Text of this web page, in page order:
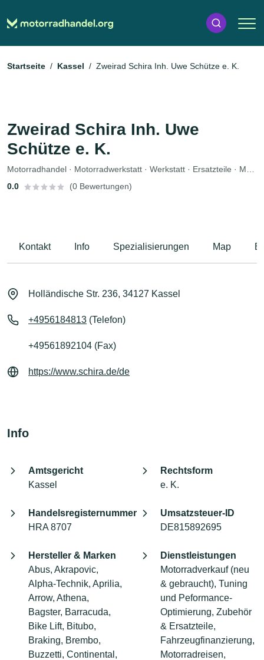
Startseite Kassel Zweirad Schira Inh. Uwe Schütze e. K.
Zweirad Schira Inh. Uwe
Schütze e. K.
0.0
(0 Bewertungen)
Kontakt Info Spezialisierungen Map
Holländische Str. 236, 34127 Kassel
+4956184813 (Telefon)
+49561892104 (Fax)
https://www.schira.de/de
Info
Amtsgericht
Kassel
Rechtsform
e. K.
Handelsregisternummer
HRA 8707
Umsatzsteuer-ID
DE815892695
Hersteller & Marken
Abus, Akrapovic,
Alpha-Technik, Aprilia,
Arrow, Athena,
Bagster, Barracuda,
Bike Lift, Bitubo,
Braking, Brembo,
Buzzetti, Continental,
Dienstleistungen
Motorradverkauf (neu
& gebraucht), Tuning
und Peformance-
Optimierung, Zubehör
& Ersatzteile,
Fahrzeugfinanzierung,
Motorradreisen,